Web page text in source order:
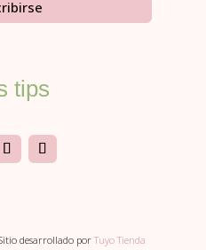
tips
desarrollado por Tuyo Tienda